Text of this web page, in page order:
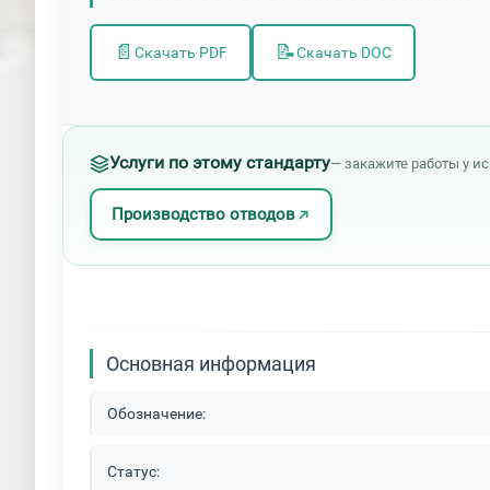
📄 Скачать PDF 📝Скачать DOC
Услуги по этому стандарту— закажите работы у
Производство отводов
Основная информация
Обозначение:
Статус: